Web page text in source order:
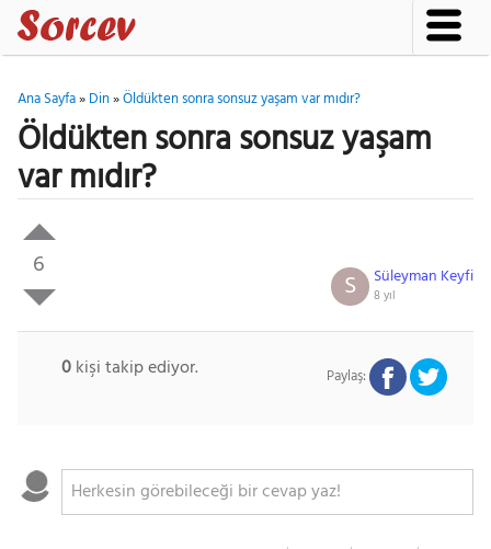
Ana Sayfa»Din»Öldükten sonra sonsuz yaşam var mıdır?
Öldükten sonra sonsuz yaşam
var mıdır?
6 Süleyman Keyfi
8 yıl
S
0kişi takip ediyor. Paylaş: